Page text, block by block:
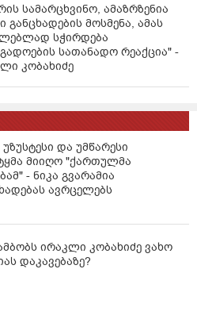
სამარცხვინო, ამაზრზენია
განცხადების მოსმენა, ამას
სჭირდება
სათანადო რეაქცია" -
კობახიძე
და უმწარესი
მიიღო "ქართულმა
- ნიკა გვარამია
ავრცელებს
ირაკლი კობახიძე ვახო
დაკავებაზე?